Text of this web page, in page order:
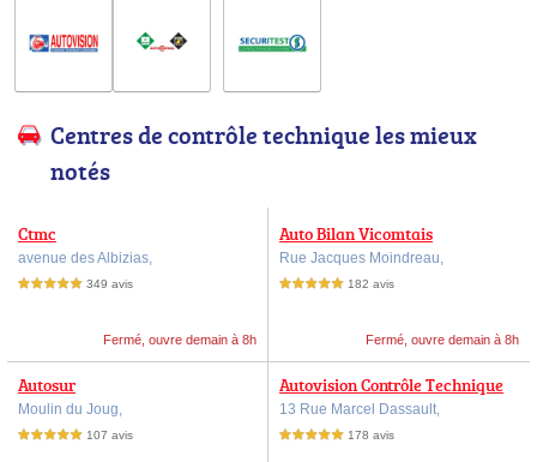
Centres de contrôle technique les mieux
notés
Ctmc
avenue des Albizias,
5,0 étoiles sur 5 349 avis
Fermé, ouvre demain à 8h
Auto Bilan Vicomtais
Rue Jacques Moindreau,
5,0 étoiles sur 5 182 avis
Fermé, ouvre demain à 8h
Autosur
Moulin du Joug,
5,0 étoiles sur 5 107 avis
Autovision Contrôle Technique
13 Rue Marcel Dassault,
5,0 étoiles sur 5 178 avis